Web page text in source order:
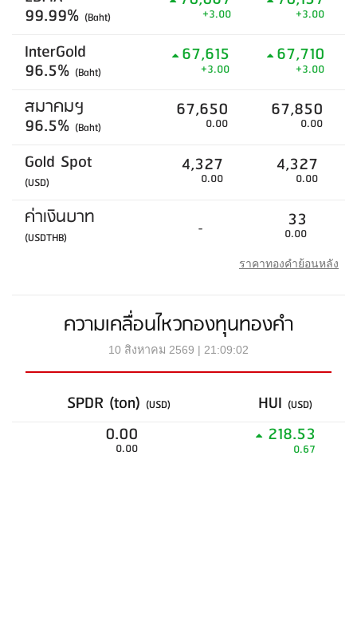
99.99% (Baht) +3.00 +3.00
InterGold
96.5% (Baht)
67,615
+3.00
67,710
+3.00
สมาคมฯ
96.5% (Baht)
67,650
0.00
67,850
0.00
Gold Spot
(USD)
4,327
0.00
4,327
0.00
ค่าเงินบาท
(USDTHB) - 33
0.00
ราคาทองคำย้อนหลัง
ความเคลื่อนไหวกองทุนทองคำ
10 สิงหาคม 2569 | 21:09:02
SPDR (ton) (USD) HUI (USD)
0.00
0.00
218.53
0.67